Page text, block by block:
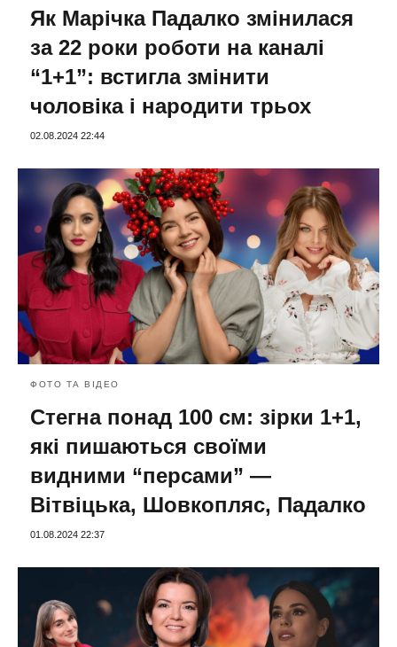
Як Марічка Падалко змінилася
за 22 роки роботи на каналі
“1+1”: встигла змінити
чоловіка і народити трьох
02.08.2024 22:44
ФОТО ТА ВІДЕО
Стегна понад 100 см: зірки 1+1,
які пишаються своїми
видними “персами” —
Вітвіцька, Шовкопляс, Падалко
01.08.2024 22:37